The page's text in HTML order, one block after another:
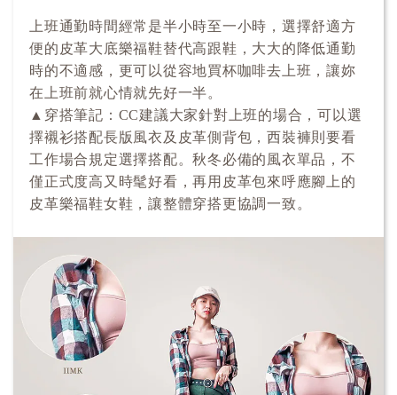
上班通勤時間經常是半小時至一小時，選擇舒適方
便的皮革大底樂福鞋替代高跟鞋，大大的降低通勤
時的不適感，更可以從容地買杯咖啡去上班，讓妳
在上班前就心情就先好一半。
▲穿搭筆記：CC建議大家針對上班的場合，可以選
擇襯衫搭配長版風衣及皮革側背包，西裝褲則要看
工作場合規定選擇搭配。秋冬必備的風衣單品，不
僅正式度高又時髦好看，再用皮革包來呼應腳上的
皮革樂福鞋女鞋，讓整體穿搭更協調一致。